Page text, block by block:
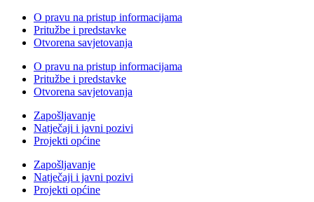
O pravu na pristup informacijama
Pritužbe i predstavke
Otvorena savjetovanja
O pravu na pristup informacijama
Pritužbe i predstavke
Otvorena savjetovanja
Zapošljavanje
Natječaji i javni pozivi
Projekti općine
Zapošljavanje
Natječaji i javni pozivi
Projekti općine